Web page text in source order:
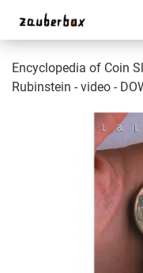
Encyclopedia of Coin
Rubinstein - video -